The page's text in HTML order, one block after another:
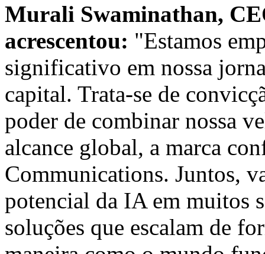
Murali Swaminathan,
acrescentou: "Estamos
significativo em nossa
capital. Trata-se de
poder de combinar nossa
alcance global, a marca
Communications. Juntos,
potencial da IA em muitos
soluções que escalam de